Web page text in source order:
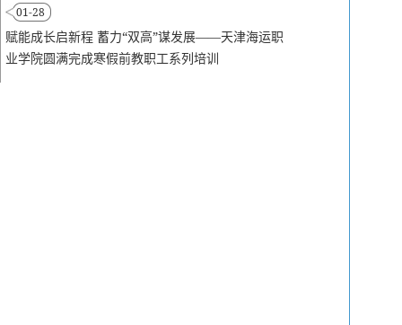
01-28
赋能成长启新程 蓄力“双高”谋发展——天津海运职
业学院圆满完成寒假前教职工系列培训